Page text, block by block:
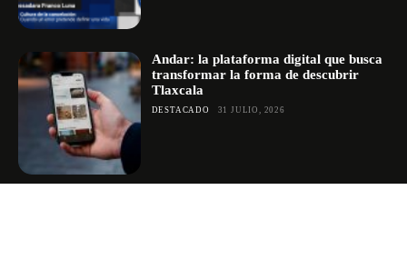
Andar: la plataforma digital que busca
transformar la forma de descubrir
Tlaxcala
DESTACADO 31 JULIO, 2026